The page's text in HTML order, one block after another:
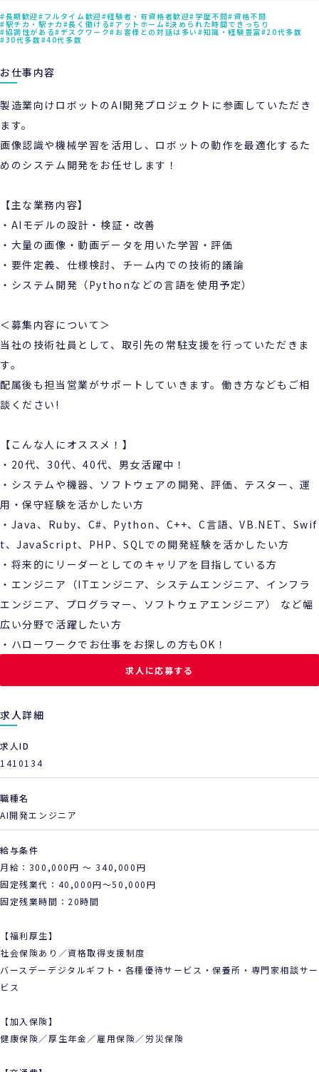
長期歓迎 フルタイム歓迎 経験者・有資格者歓迎 学歴不問 資格不問
駅チカ・駅ナカ 長く働ける アットホーム 決められた時間できっちり
協調性がある デスクワーク お客様との対話は多い 知識・経験豊富 20代多数
30代多数 40代多数
お仕事内容
製造業向けロボットのAI開発プロジェクトに参画していただき
ます。
画像認識や機械学習を活用し、ロボットの動作を最適化するた
めのシステム開発をお任せします！
【主な業務内容】
・AIモデルの設計・検証・改善
・大量の画像・動画データを用いた学習・評価
・要件定義、仕様検討、チーム内での技術的議論
・システム開発（Pythonなどの言語を使用予定）
＜募集内容について＞
当社の技術社員として、取引先の常駐支援を行っていただきま
す。
配属後も担当営業がサポートしていきます。働き方などもご相
談ください!
【こんな人にオススメ！】
・20代、30代、40代、男女活躍中！
・システムや機器、ソフトウェアの開発、評価、テスター、運
用・保守経験を活かしたい方
・Java、Ruby、C#、Python、C++、C言語、VB.NET、Swif
t、JavaScript、PHP、SQLでの開発経験を活かしたい方
・将来的にリーダーとしてのキャリアを目指している方
・エンジニア（ITエンジニア、システムエンジニア、インフラ
エンジニア、プログラマー、ソフトウェアエンジニア） など幅
広い分野で活躍したい方
・ハローワークでお仕事をお探しの方もOK！
求人に応募する
求人詳細
求人ID
1410134
職種名
AI開発エンジニア
給与条件
月給：300,000円 ～ 340,000円
固定残業代：40,000円～50,000円
固定残業時間：20時間
【福利厚生】
社会保険あり／資格取得支援制度
バースデーデジタルギフト・各種優待サービス・保養所・専門家相談サー
ビス
【加入保険】
健康保険／厚生年金／雇用保険／労災保険